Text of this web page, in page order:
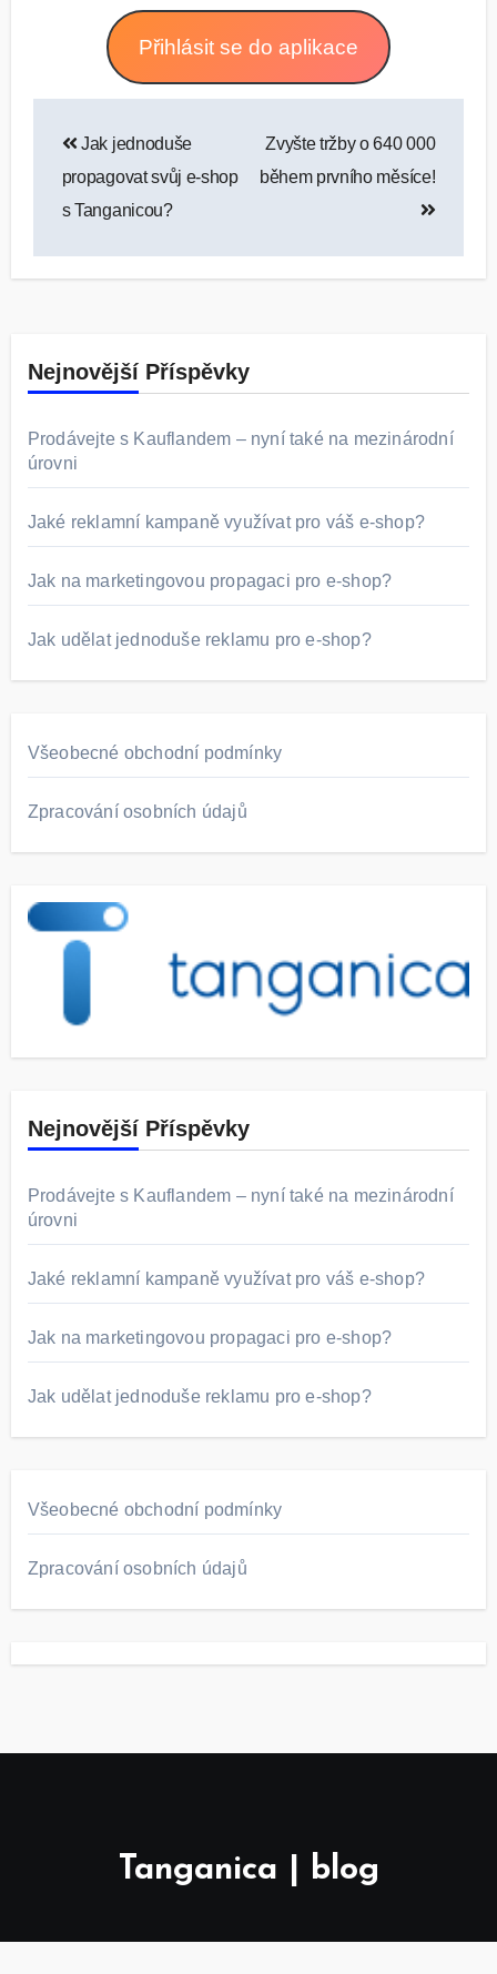
Přihlásit se do aplikace
pro
příspěvek
Jak jednoduše
propagovat svůj e-shop
s Tanganicou?
Zvyšte tržby o 640 000
během prvního měsíce!
Nejnovější Příspěvky
Prodávejte s Kauflandem – nyní také na mezinárodní
úrovni
Jaké reklamní kampaně využívat pro váš e-shop?
Jak na marketingovou propagaci pro e-shop?
Jak udělat jednoduše reklamu pro e-shop?
Všeobecné obchodní podmínky
Zpracování osobních údajů
Nejnovější Příspěvky
Prodávejte s Kauflandem – nyní také na mezinárodní
úrovni
Jaké reklamní kampaně využívat pro váš e-shop?
Jak na marketingovou propagaci pro e-shop?
Jak udělat jednoduše reklamu pro e-shop?
Všeobecné obchodní podmínky
Zpracování osobních údajů
Tanganica | blog